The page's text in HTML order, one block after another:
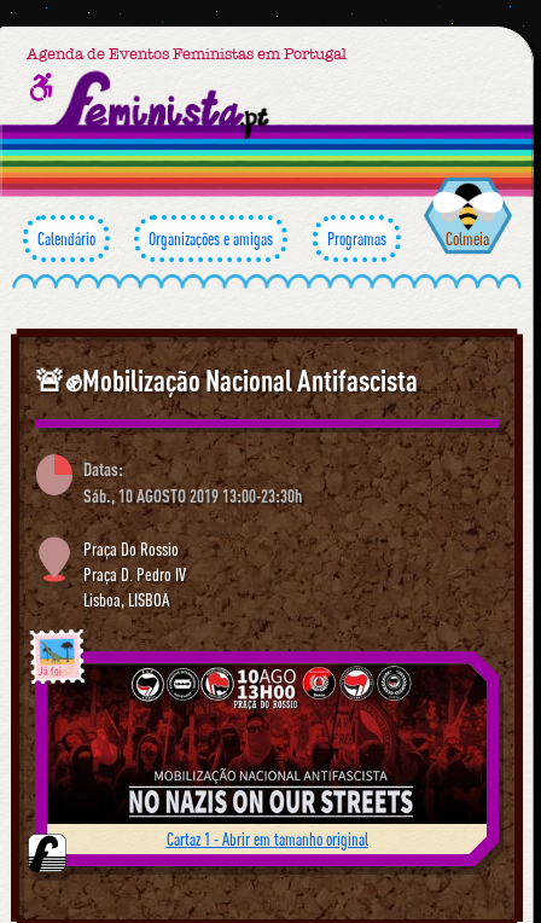
Agenda de Eventos Feministas em Portugal
Calendário Organizações e amigas Programas Colmeia
🚨✊Mobilização Nacional Antifascista
Datas:
Sáb., 10 AGOSTO 2019 13:00-23:30h
Praça Do Rossio
Praça D. Pedro IV
Lisboa, LISBOA
Já foi
Cartaz 1 - Abrir em tamanho original